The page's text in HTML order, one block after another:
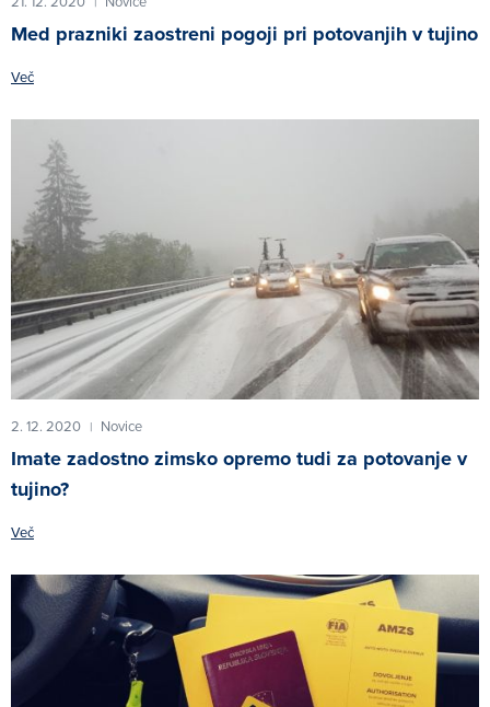
Med prazniki zaostreni pogoji pri potovanjih v tujino
Več
2. 12. 2020 | Novice
Imate zadostno zimsko opremo tudi za potovanje v
tujino?
Več